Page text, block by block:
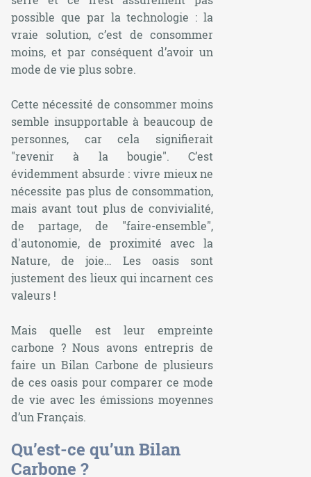
possible que par la technologie : la
vraie solution, c’est de consommer
moins, et par conséquent d’avoir un
mode de vie plus sobre.
Cette nécessité de consommer moins
semble insupportable à beaucoup de
personnes, car cela signifierait
"revenir à la bougie". C’est
évidemment absurde : vivre mieux ne
nécessite pas plus de consommation,
mais avant tout plus de convivialité,
de partage, de "faire-ensemble",
d'autonomie, de proximité avec la
Nature, de joie… Les oasis sont
justement des lieux qui incarnent ces
valeurs !
Mais quelle est leur empreinte
carbone ? Nous avons entrepris de
faire un Bilan Carbone de plusieurs
de ces oasis pour comparer ce mode
de vie avec les émissions moyennes
d’un Français.
Qu’est-ce qu’un Bilan
Carbone ?